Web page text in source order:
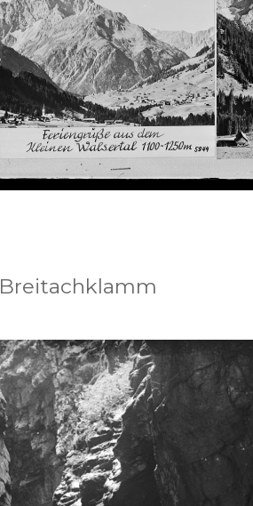
Breitachklamm